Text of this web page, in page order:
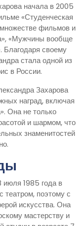
начала в 2005
«Студенческая
фильмов и
«Мужчины вообще
Благодаря своему
стала одной из
в России.
Захарова
наград, включая
Она не только
и шармом, что
знаменитостей
июля 1985 года в
поэтому с
искусства. Она
мастерству и